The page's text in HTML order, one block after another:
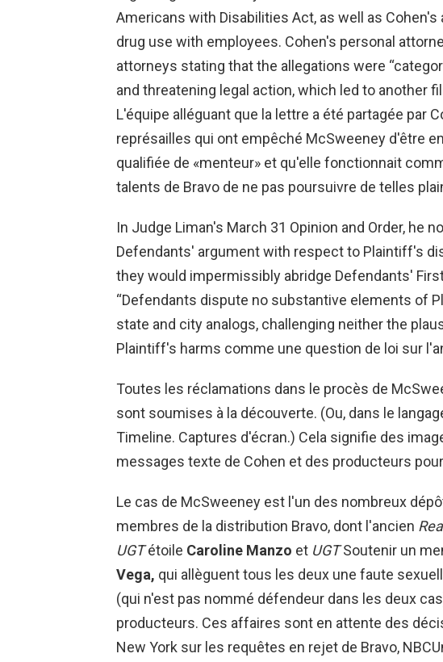
Americans with Disabilities Act, as well as
drug use with employees. Cohen's personal
attorneys stating that the allegations were
and threatening legal action, which led to another
L'équipe alléguant que la lettre a été partagée par
représailles qui ont empêché McSweeney d'être
qualifiée de «menteur» et qu'elle fonctionnait
talents de Bravo de ne pas poursuivre de telles
In Judge Liman's March 31 Opinion and Order, he
Defendants' argument with respect to Plaintiff's
they would impermissibly abridge Defendants'
“Defendants dispute no substantive elements of
state and city analogs, challenging neither the
Plaintiff's harms comme une question de loi sur
Toutes les réclamations dans le procès de
sont soumises à la découverte. (Ou, dans le
Timeline. Captures d'écran.) Cela signifie des
messages texte de Cohen et des producteurs
Le cas de McSweeney est l'un des nombreux
membres de la distribution Bravo, dont l'ancien
UGTétoile Caroline Manzo et UGTSoutenir un
Vega, qui allèguent tous les deux une faute
(qui n'est pas nommé défendeur dans les deux
producteurs. Ces affaires sont en attente des
New York sur les requêtes en rejet de Bravo,